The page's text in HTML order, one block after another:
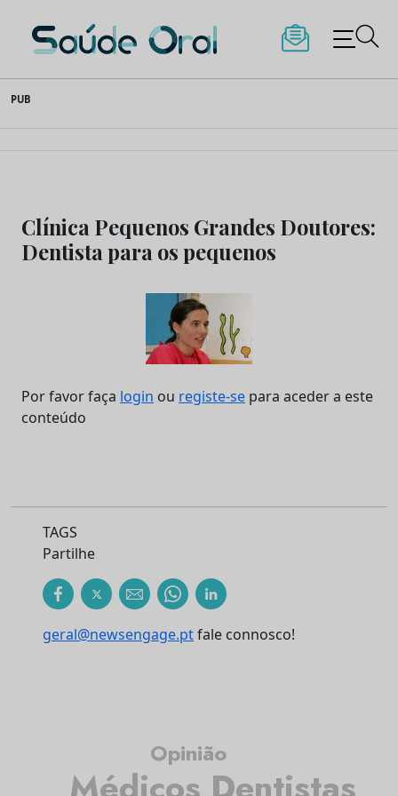
to
content
Saúde Oral
PUB
Clínica Pequenos Grandes Doutores:
Dentista para os pequenos
Por favor faça login ou registe-se para aceder a este
conteúdo
TAGS
Partilhe
geral@newsengage.ptfale connosco!
Opinião